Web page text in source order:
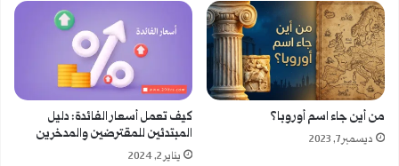
من أين جاء اسم أوروبا؟
ديسمبر 7, 2023
كيف تعمل أسعار الفائدة: دليل
المبتدئين للمقترضين والمدخرين
يناير 2, 2024